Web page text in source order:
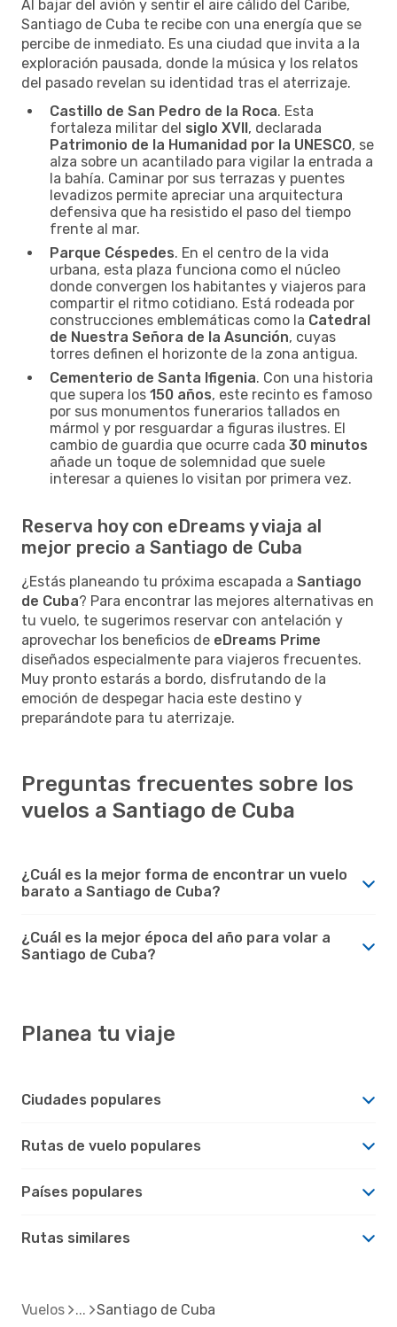
Al bajar del avión y sentir el aire cálido del Caribe,
Santiago de Cuba te recibe con una energía que se
percibe de inmediato. Es una ciudad que invita a la
exploración pausada, donde la música y los relatos
del pasado revelan su identidad tras el aterrizaje.
Castillo de San Pedro de la Roca. Esta
fortaleza militar del siglo XVII, declarada
Patrimonio de la Humanidad por la UNESCO, se
alza sobre un acantilado para vigilar la entrada a
la bahía. Caminar por sus terrazas y puentes
levadizos permite apreciar una arquitectura
defensiva que ha resistido el paso del tiempo
frente al mar.
Parque Céspedes. En el centro de la vida
urbana, esta plaza funciona como el núcleo
donde convergen los habitantes y viajeros para
compartir el ritmo cotidiano. Está rodeada por
construcciones emblemáticas como la Catedral
de Nuestra Señora de la Asunción, cuyas
torres definen el horizonte de la zona antigua.
Cementerio de Santa Ifigenia. Con una historia
que supera los 150 años, este recinto es famoso
por sus monumentos funerarios tallados en
mármol y por resguardar a figuras ilustres. El
cambio de guardia que ocurre cada 30 minutos
añade un toque de solemnidad que suele
interesar a quienes lo visitan por primera vez.
Reserva hoy con eDreams y viaja al
mejor precio a Santiago de Cuba
¿Estás planeando tu próxima escapada a Santiago
de Cuba? Para encontrar las mejores alternativas en
tu vuelo, te sugerimos reservar con antelación y
aprovechar los beneficios de eDreams Prime
diseñados especialmente para viajeros frecuentes.
Muy pronto estarás a bordo, disfrutando de la
emoción de despegar hacia este destino y
preparándote para tu aterrizaje.
Preguntas frecuentes sobre los
vuelos a Santiago de Cuba
¿Cuál es la mejor forma de encontrar un vuelo
barato a Santiago de Cuba?
¿Cuál es la mejor época del año para volar a
Santiago de Cuba?
Planea tu viaje
Ciudades populares
Rutas de vuelo populares
Países populares
Rutas similares
Vuelos Santiago de Cuba